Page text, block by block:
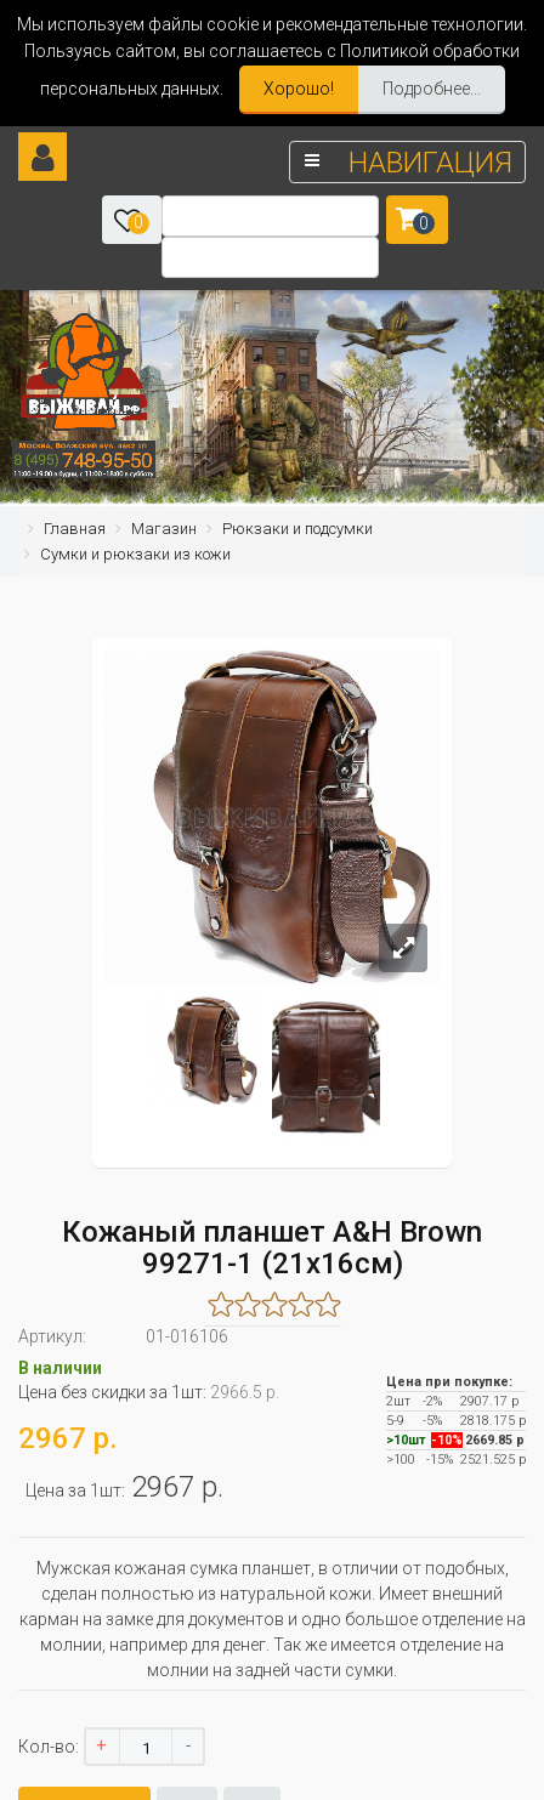
Мы используем файлы cookie и рекомендательные технологии.
Пользуясь сайтом, вы соглашаетесь с Политикой обработки
персональных данных.
Хорошо! Подробнее...
НАВИГАЦИЯ
0 0
Главная Магазин
Рюкзаки и подсумки
Сумки и рюкзаки из кожи
Кожаный планшет A&H Brown
99271-1 (21x16см)
Артикул:
01-016106
В наличии
Цена без скидки за 1шт: 2966.5 р.
2967 р.
Цена за 1шт: 2967 р.
Цена при покупке:
2шт
-2%
2907.17 р
5-9
-5%
2818.175 р
>10шт -10% 2669.85 р
>100
-15% 2521.525 р
Мужская кожаная сумка планшет, в отличии от подобных,
сделан полностью из натуральной кожи. Имеет внешний
карман на замке для документов и одно большое отделение на
молнии, например для денег. Так же имеется отделение на
молнии на задней части сумки.
Кол-во: + -